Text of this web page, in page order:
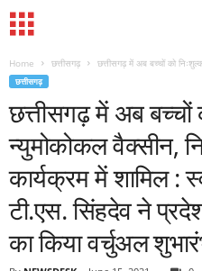
Home छत्तीसगढ़ छत्तीसगढ़ में अब बच्चों को
छत्तीसगढ़
छत्तीसगढ़ में अब
न्युमोकोकल वैक्सीन,
कार्यक्रम में शामिल :
टी.एस. सिंहदेव ने
का किया वर्चुअल